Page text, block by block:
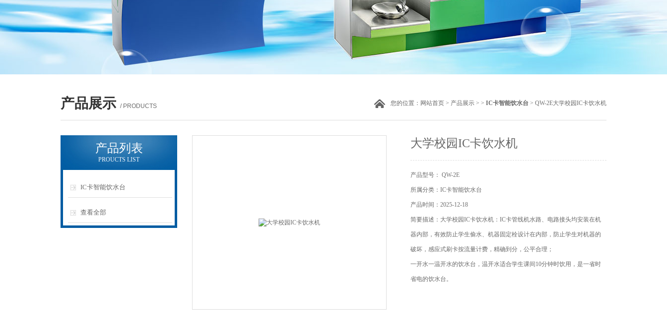
产品展示 / PRODUCTS 您的位置： 网站首页 > 产品展示 > > IC卡智能饮水台 > QW-2E大学校园IC卡饮水机
产品列表
PROUCTS LIST
IC卡智能饮水台
查看全部
大学校园IC卡饮水机
产品型号： QW-2E
所属分类：IC卡智能饮水台
产品时间：2025-12-18
简要描述：大学校园IC卡饮水机：IC卡管线机水路、电路接头均安装在机
器内部，有效防止学生偷水、机器固定栓设计在内部，防止学生对机器的
破坏，感应式刷卡按流量计费，精确到分，公平合理；
一开水一温开水的饮水台，温开水适合学生课间10分钟时饮用，是一省时
省电的饮水台。